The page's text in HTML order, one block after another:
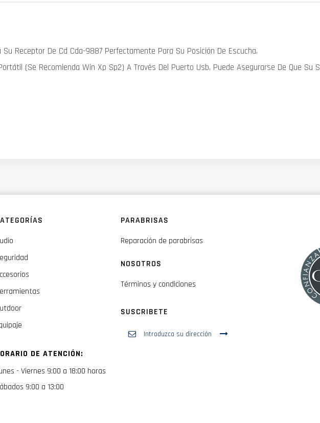
Receptor De Cd Cda-9887 Perfectamente Para Su Posición De Escucha.
(Se Recomienda Win Xp Sp2) A Través Del Puerto Usb, Puede Asegurarse De Que
DE ATENCIÓN:
- Viernes 9:00 a 18:00 horas
9:00 a 13:00
PARABRISAS
Reparación de parabrisas
NOSOTROS
Términos y condiciones
SUSCRIBETE